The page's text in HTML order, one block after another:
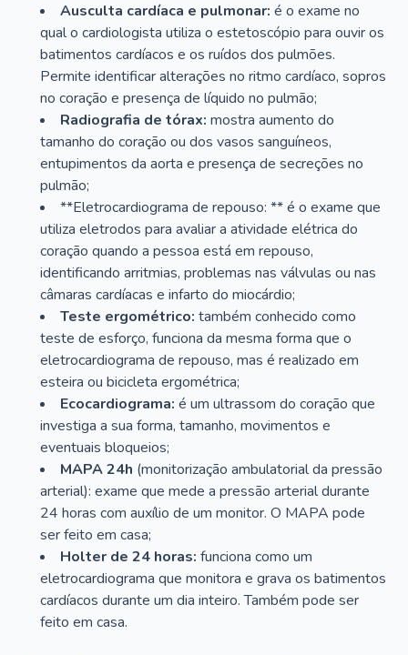
Ausculta cardíaca e pulmonar: é o exame no
qual o cardiologista utiliza o estetoscópio para ouvir os
batimentos cardíacos e os ruídos dos pulmões.
Permite identificar alterações no ritmo cardíaco, sopros
no coração e presença de líquido no pulmão;
Radiografia de tórax: mostra aumento do
tamanho do coração ou dos vasos sanguíneos,
entupimentos da aorta e presença de secreções no
pulmão;
**Eletrocardiograma de repouso: ** é o exame que
utiliza eletrodos para avaliar a atividade elétrica do
coração quando a pessoa está em repouso,
identificando arritmias, problemas nas válvulas ou nas
câmaras cardíacas e infarto do miocárdio;
Teste ergométrico: também conhecido como
teste de esforço, funciona da mesma forma que o
eletrocardiograma de repouso, mas é realizado em
esteira ou bicicleta ergométrica;
Ecocardiograma: é um ultrassom do coração que
investiga a sua forma, tamanho, movimentos e
eventuais bloqueios;
MAPA 24h (monitorização ambulatorial da pressão
arterial): exame que mede a pressão arterial durante
24 horas com auxílio de um monitor. O MAPA pode
ser feito em casa;
Holter de 24 horas: funciona como um
eletrocardiograma que monitora e grava os batimentos
cardíacos durante um dia inteiro. Também pode ser
feito em casa.